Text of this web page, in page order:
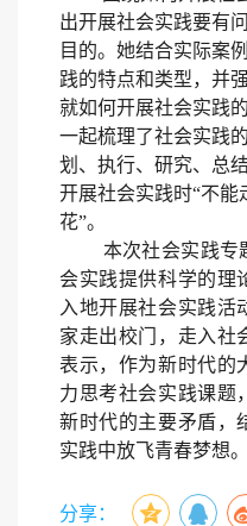
出开展社会实践要有
目的。她结合实际案
践的特点和类型，并
就如何开展社会实践
一起梳理了社会实践
划、执行、研究、总
开展社会实践时“不能
花”。
本次社会实践专
会实践提供科学的理
入地开展社会实践活
家走出校门，走入社
表示，作为新时代的
力思考社会实践课题
新时代的主要矛盾，
实践中放飞青春梦想。
分享：